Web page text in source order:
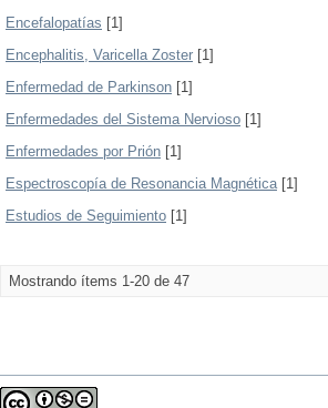
Encefalopatías [1]
Encephalitis, Varicella Zoster [1]
Enfermedad de Parkinson [1]
Enfermedades del Sistema Nervioso [1]
Enfermedades por Prión [1]
Espectroscopía de Resonancia Magnética[1]
Estudios de Seguimiento [1]
Mostrando ítems 1-20 de 47